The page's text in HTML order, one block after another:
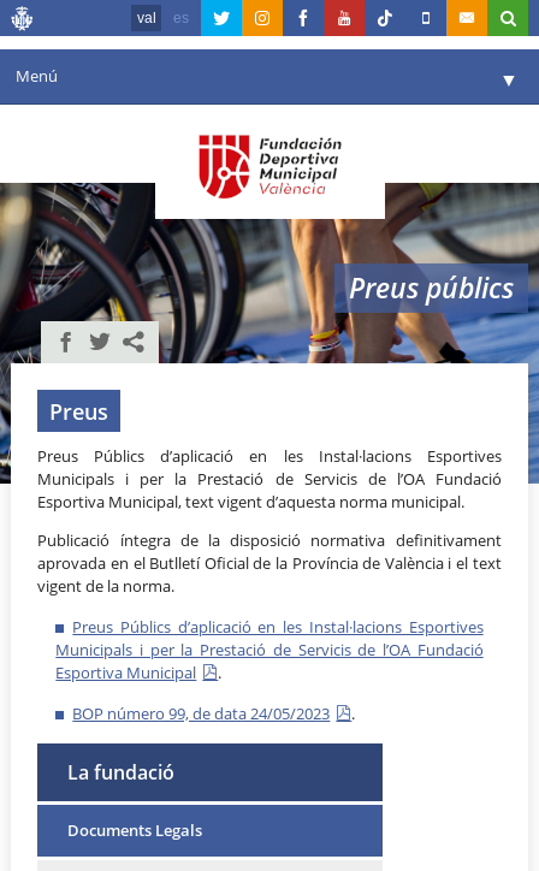
val es
Menú ▼
Agenda
Instal·lacions
Comunicació ▼
València en esport ▼
Reserves
Preus públics
Preus
Preus Públics d’aplicació en les Instal·lacions Esportives
Municipals i per la Prestació de Servicis de l’OA Fundació
Esportiva Municipal, text vigent d’aquesta norma municipal.
Publicació íntegra de la disposició normativa definitivament
aprovada en el Butlletí Oficial de la Província de València i el text
vigent de la norma.
Preus Públics d’aplicació en les Instal·lacions Esportives
Municipals i per la Prestació de Servicis de l’OA Fundació
Esportiva Municipal
.
BOP número 99, de data 24/05/2023
.
La fundació
Documents Legals